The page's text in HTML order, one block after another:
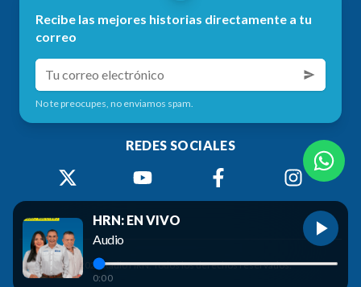
Recibe las mejores historias directamente a tu
correo
No te preocupes, no enviamos spam.
REDES SOCIALES
2026 Radio HRN. Todos los derechos reservados.
HRN: EN VIVO
Audio
0:00